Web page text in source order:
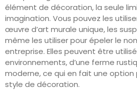
élément de décoration, la seule
imagination. Vous pouvez les
œuvre d’art murale unique, les
même les utiliser pour épeler le
entreprise. Elles peuvent être
environnements, d’une ferme
moderne, ce qui en fait une
style de décoration.